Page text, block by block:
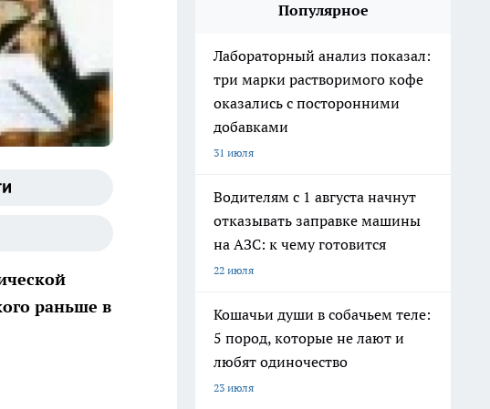
раньше в
Популярное
Лабораторный анализ показал:
три марки растворимого кофе
оказались с посторонними
добавками
31 июля
Водителям с 1 августа начнут
отказывать заправке машины
на АЗС: к чему готовится
22 июля
Кошачьи души в собачьем теле:
5 пород, которые не лают и
любят одиночество
23 июля